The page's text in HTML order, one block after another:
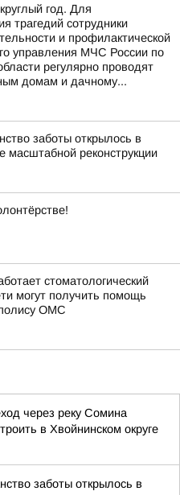
год. Для
трагедий сотрудники
и профилактической
управления МЧС России по
регулярно проводят
домам и дачному...
заботы открылось в
масштабной реконструкции
стоматологический
могут получить помощь
ОМС
через реку Сомина
в Хвойнинском округе
заботы открылось в